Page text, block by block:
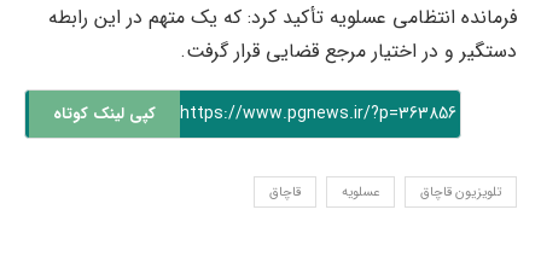
فرمانده انتظامی عسلویه تأکید کرد: که یک متهم در این رابطه
دستگیر و در اختیار مرجع قضایی قرار گرفت.
https://www.pgnews.ir/?p=363856 کپی لینک کوتاه
تلویزیون قاچاق عسلویه قاچاق